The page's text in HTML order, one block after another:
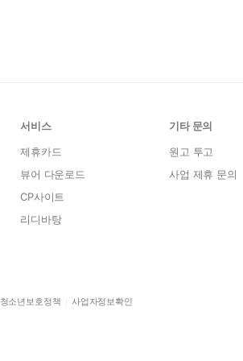
서비스
제휴카드
뷰어 다운로드
CP사이트
리디바탕
기타 문의
원고 투고
사업 제휴 문의
청소년보호정책 사업자정보확인